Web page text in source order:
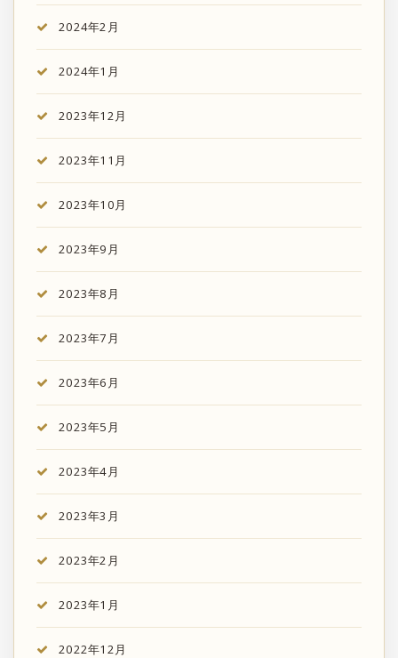
2024年2月
2024年1月
2023年12月
2023年11月
2023年10月
2023年9月
2023年8月
2023年7月
2023年6月
2023年5月
2023年4月
2023年3月
2023年2月
2023年1月
2022年12月